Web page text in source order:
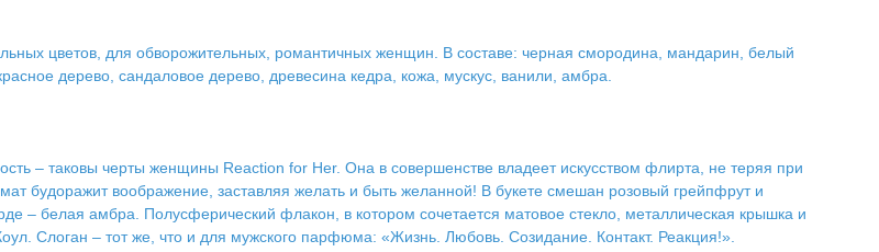
цветов, для обворожительных, романтичных женщин. В составе: черная смородина, мандарин, белый
дерево, сандаловое дерево, древесина кедра, кожа, мускус, ванили, амбра.
– таковы черты женщины Reaction for Her. Она в совершенстве владеет искусством флирта, не теряя при
будоражит воображение, заставляя желать и быть желанной! В букете смешан розовый грейпфрут и
белая амбра. Полусферический флакон, в котором сочетается матовое стекло, металлическая крышка и
Слоган – тот же, что и для мужского парфюма: «Жизнь. Любовь. Созидание. Контакт. Реакция!».